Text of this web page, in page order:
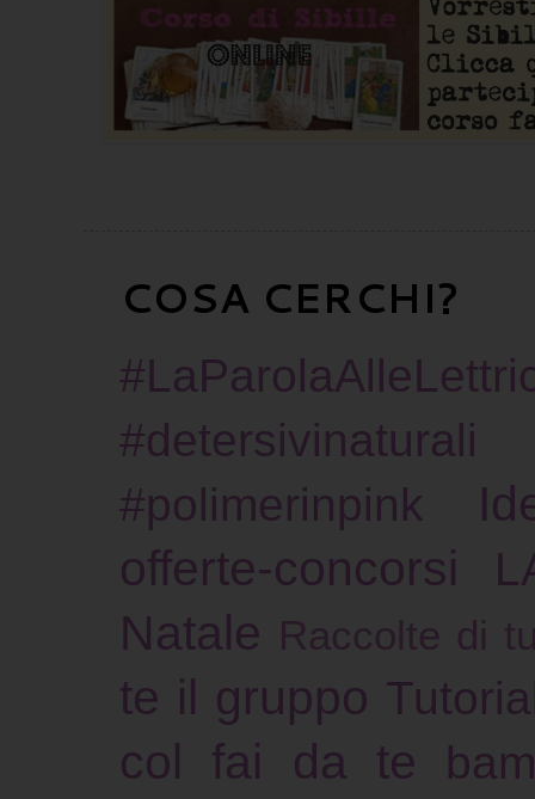
COSA CERCHI?
#detersivinaturali
#polimerinpink
offerte-concorsi
Natale Raccolte di
te il gruppo
col fai da te